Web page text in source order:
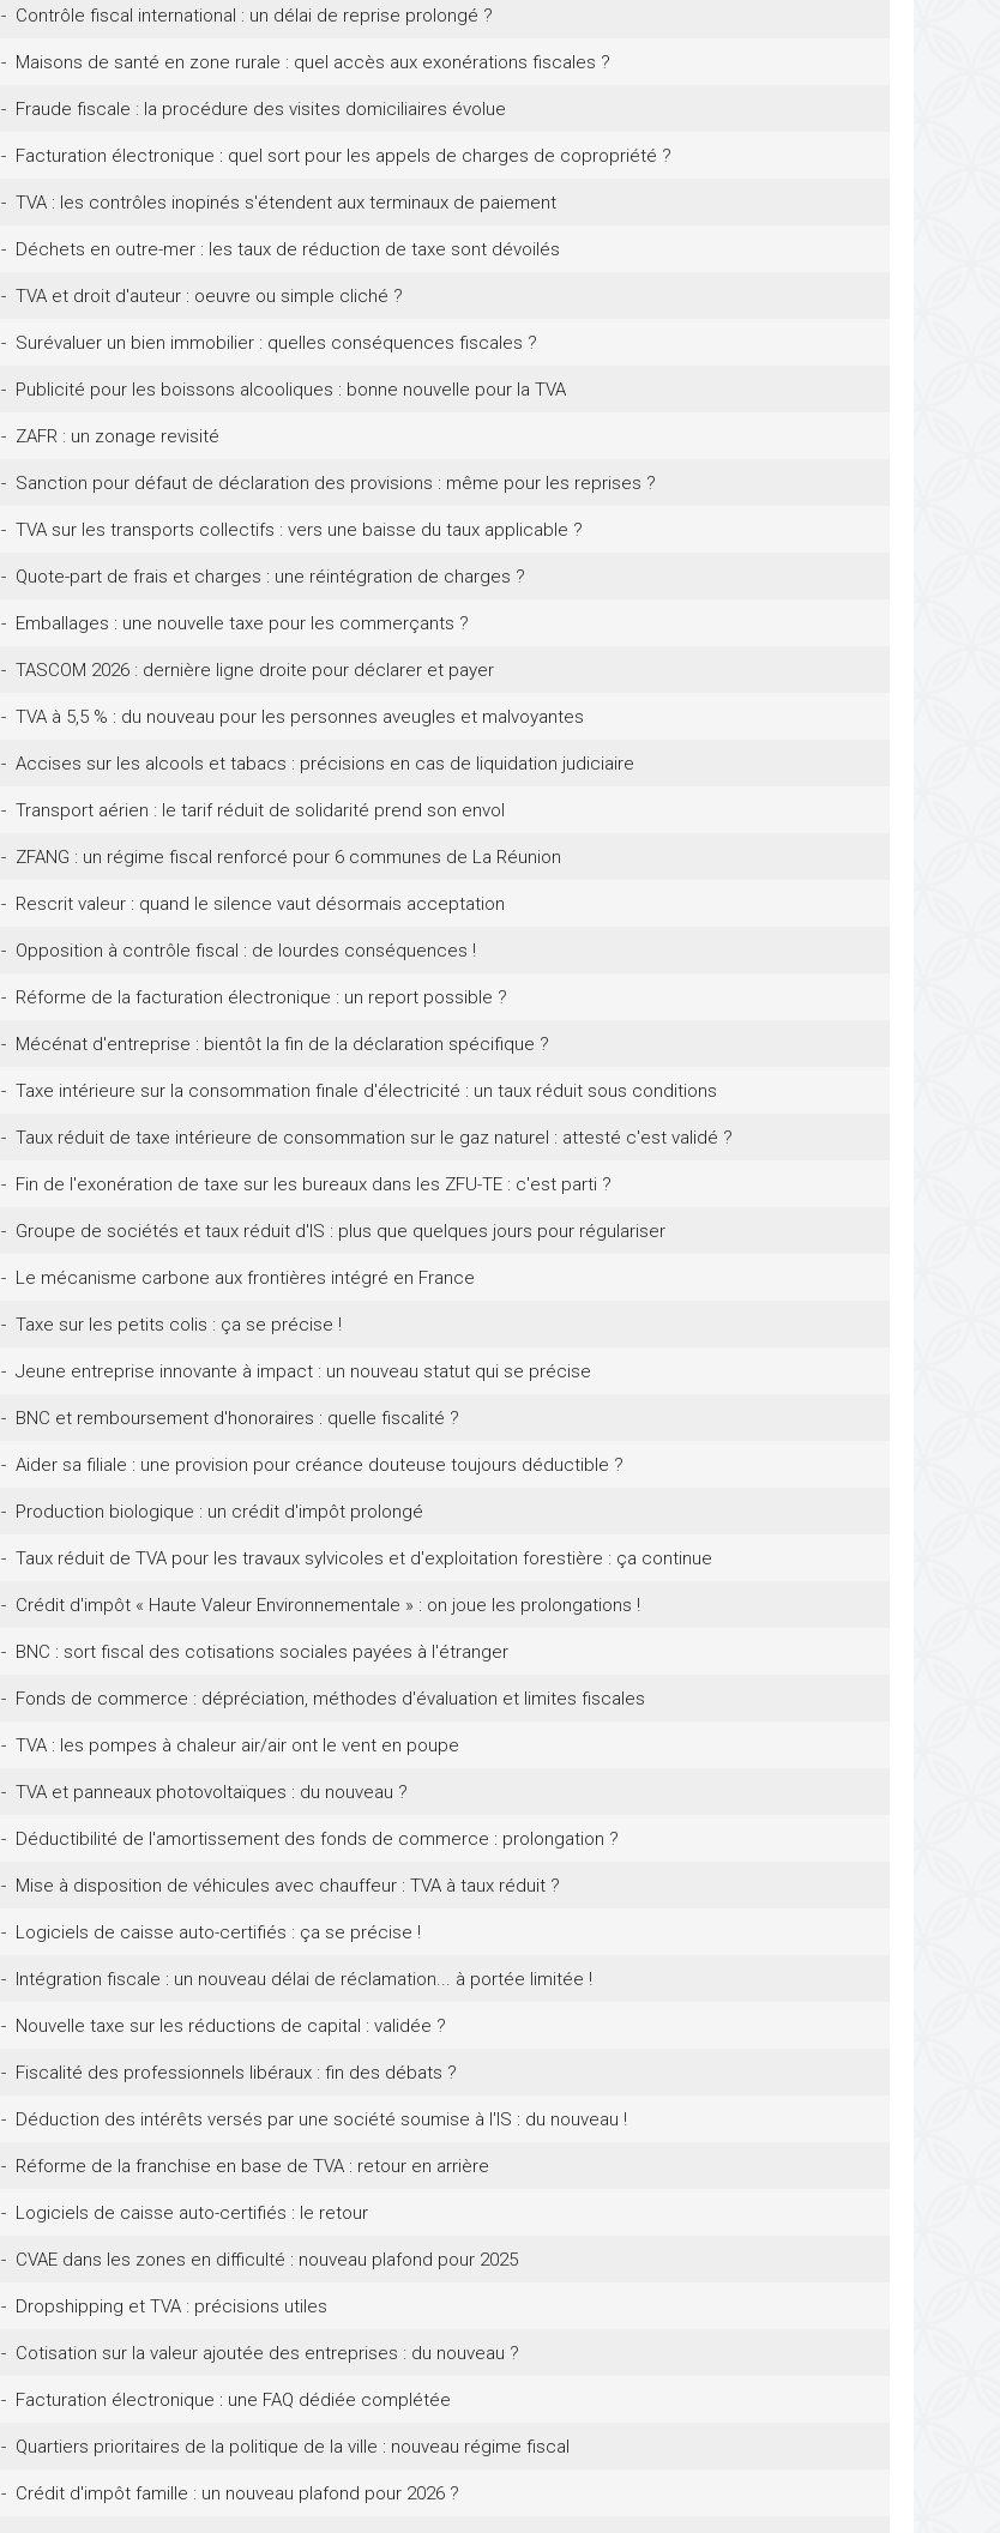
- Contrôle fiscal international : un délai de reprise prolongé ?
- Maisons de santé en zone rurale : quel accès aux exonérations fiscales ?
- Fraude fiscale : la procédure des visites domiciliaires évolue
- Facturation électronique : quel sort pour les appels de charges de copropriété ?
- TVA : les contrôles inopinés s'étendent aux terminaux de paiement
- Déchets en outre-mer : les taux de réduction de taxe sont dévoilés
- TVA et droit d'auteur : oeuvre ou simple cliché ?
- Surévaluer un bien immobilier : quelles conséquences fiscales ?
- Publicité pour les boissons alcooliques : bonne nouvelle pour la TVA
- ZAFR : un zonage revisité
- Sanction pour défaut de déclaration des provisions : même pour les reprises ?
- TVA sur les transports collectifs : vers une baisse du taux applicable ?
- Quote-part de frais et charges : une réintégration de charges ?
- Emballages : une nouvelle taxe pour les commerçants ?
- TASCOM 2026 : dernière ligne droite pour déclarer et payer
- TVA à 5,5 % : du nouveau pour les personnes aveugles et malvoyantes
- Accises sur les alcools et tabacs : précisions en cas de liquidation judiciaire
- Transport aérien : le tarif réduit de solidarité prend son envol
- ZFANG : un régime fiscal renforcé pour 6 communes de La Réunion
- Rescrit valeur : quand le silence vaut désormais acceptation
- Opposition à contrôle fiscal : de lourdes conséquences !
- Réforme de la facturation électronique : un report possible ?
- Mécénat d'entreprise : bientôt la fin de la déclaration spécifique ?
- Taxe intérieure sur la consommation finale d'électricité : un taux réduit sous conditions
- Taux réduit de taxe intérieure de consommation sur le gaz naturel : attesté c'est validé ?
- Fin de l'exonération de taxe sur les bureaux dans les ZFU-TE : c'est parti ?
- Groupe de sociétés et taux réduit d'IS : plus que quelques jours pour régulariser
- Le mécanisme carbone aux frontières intégré en France
- Taxe sur les petits colis : ça se précise !
- Jeune entreprise innovante à impact : un nouveau statut qui se précise
- BNC et remboursement d'honoraires : quelle fiscalité ?
- Aider sa filiale : une provision pour créance douteuse toujours déductible ?
- Production biologique : un crédit d'impôt prolongé
- Taux réduit de TVA pour les travaux sylvicoles et d'exploitation forestière : ça continue
- Crédit d'impôt « Haute Valeur Environnementale » : on joue les prolongations !
- BNC : sort fiscal des cotisations sociales payées à l'étranger
- Fonds de commerce : dépréciation, méthodes d'évaluation et limites fiscales
- TVA : les pompes à chaleur air/air ont le vent en poupe
- TVA et panneaux photovoltaïques : du nouveau ?
- Déductibilité de l'amortissement des fonds de commerce : prolongation ?
- Mise à disposition de véhicules avec chauffeur : TVA à taux réduit ?
- Logiciels de caisse auto-certifiés : ça se précise !
- Intégration fiscale : un nouveau délai de réclamation... à portée limitée !
- Nouvelle taxe sur les réductions de capital : validée ?
- Fiscalité des professionnels libéraux : fin des débats ?
- Déduction des intérêts versés par une société soumise à l'IS : du nouveau !
- Réforme de la franchise en base de TVA : retour en arrière
- Logiciels de caisse auto-certifiés : le retour
- CVAE dans les zones en difficulté : nouveau plafond pour 2025
- Dropshipping et TVA : précisions utiles
- Cotisation sur la valeur ajoutée des entreprises : du nouveau ?
- Facturation électronique : une FAQ dédiée complétée
- Quartiers prioritaires de la politique de la ville : nouveau régime fiscal
- Crédit d'impôt famille : un nouveau plafond pour 2026 ?